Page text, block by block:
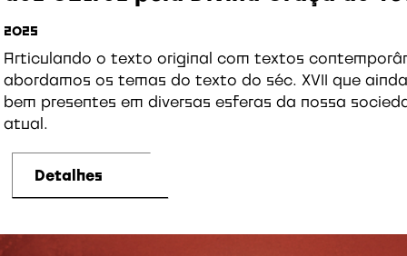
2025
Articulando o texto original com textos
abordamos os temas do texto do séc. XVII que
bem presentes em diversas esferas da nossa
atual.
Detalhes